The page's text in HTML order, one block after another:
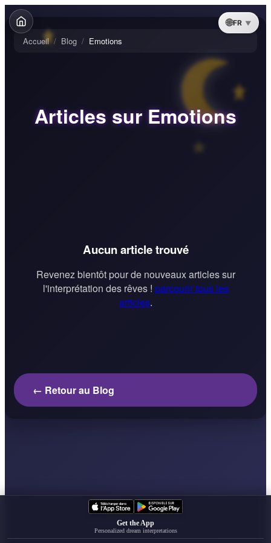
FR
Accueil / Blog / Emotions
Articles sur Emotions
Aucun article trouvé
Revenez bientôt pour de nouveaux articles sur
l'interprétation des rêves ! parcourir tous les
articles.
← Retour au Blog
Get the App
Personalized dream interpretations